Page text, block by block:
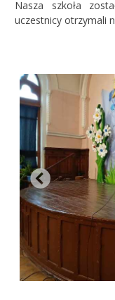
Nasza szkoła
uczestnicy otrzymali